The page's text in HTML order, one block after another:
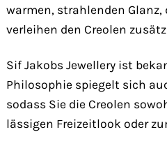
warmen, strahlenden
verleihen den Creolen
Sif Jakobs Jewellery ist
Philosophie spiegelt sich
sodass Sie die Creolen
lässigen Freizeitlook oder